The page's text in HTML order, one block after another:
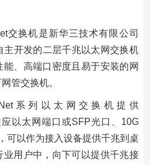
交换机是新华三技术有限公司
主开发的二层千兆以太网交换机
、高端口密度且易于安装的网
管交换机。
系列以太网交换机提供
以太网端口或SFP光口、10G
可以作为接入设备提供千兆到桌
用户中，向下可以提供千兆接